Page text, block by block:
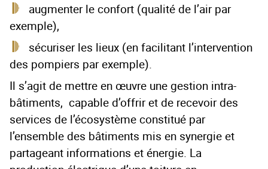
augmenter le confort (qualité de l’air par
exemple),
sécuriser les lieux (en facilitant l’intervention
des pompiers par exemple).
Il s’agit de mettre en œuvre une gestion intra-
bâtiments, capable d’offrir et de recevoir des
services de l’écosystème constitué par
l’ensemble des bâtiments mis en synergie et
partageant informations et énergie. La